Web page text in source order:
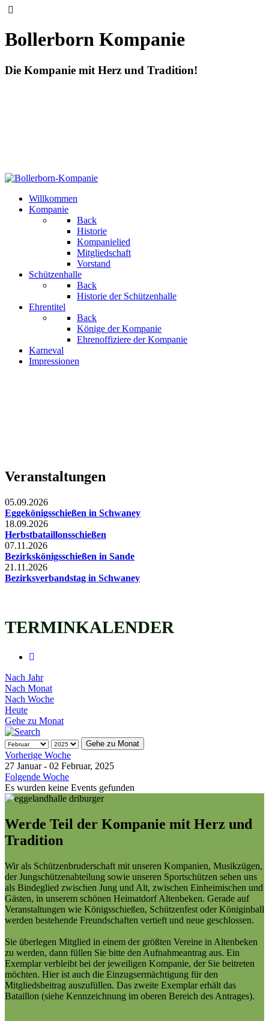
Bollerborn Kompanie
Die Kompanie mit Herz und Tradition!
Willkommen
Kompanie
Back
Historie
Kompanielied
Mitgliedschaft
Vorstand
Schützenhalle
Back
Historie der Schützenhalle
Ehrentitel
Back
Könige der Kompanie
Ehrenoffiziere der Kompanie
Karneval
Impressionen
Veranstaltungen
05.09.2026
Eggekönigsschießen in Schwaney
18.09.2026
Herbstbataillonsschießen
07.11.2026
Bezirkskönigsschießen in Sande
21.11.2026
Bezirksverbandstag in Schwaney
TERMINKALENDER
Nach Jahr
Nach Monat
Nach Woche
Heute
Gehe zu Monat
Gehe zu Monat
Vorherige Woche
27 Januar - 02 Februar, 2025
Folgende Woche
Es wurden keine Events gefunden
Werde Teil der Kompanie mit Herz und
Tradition
Wir als Schützenbruderschaft mit unseren Kompanien, Musikzügen,
der Jungschützenabteilung sowie unseren Sportschützen sehen uns
als Bindeglied zwischen Jung und Alt, zwischen Einheimischen und
Gästen, in unserem schönen Heimatdorf Altenbeken. Gerade auf
Veranstaltungen wie Königsschießen, Schützenfest oder Königinball
werden bestehende Freundschaften vertieft und neue geschlossen.
Sie überlegen Mitglied in einem der größten Vereine in Altenbeken
zu werden, dann füllen Sie bitte den Aufnahmeantrag aus. Ein
Exemplar verbleibt bei der jeweiligen Kompanie, der Sie beitreten
möchten. Hier ist auch die Einzugsermächtigung für den
Mitgliedsbeitrag auszufüllen. Das zweite Exemplar erhält das
Bataillon (siehe Kennzeichnung im oberen Bereich des Antrages).